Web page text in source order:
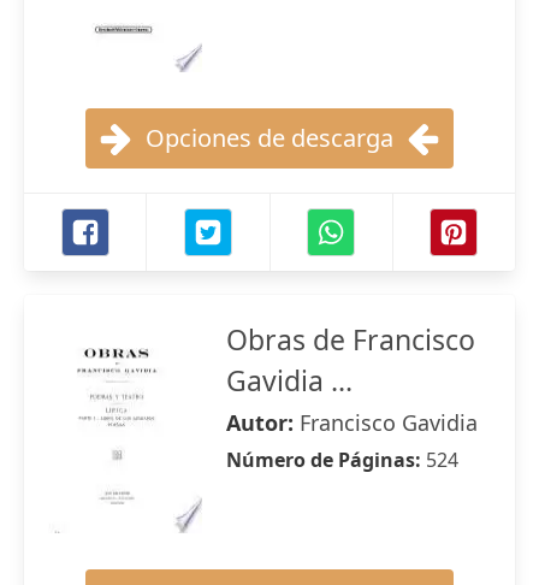
Opciones de descarga
Obras de Francisco
Gavidia ...
Autor: Francisco Gavidia
Número de Páginas: 524